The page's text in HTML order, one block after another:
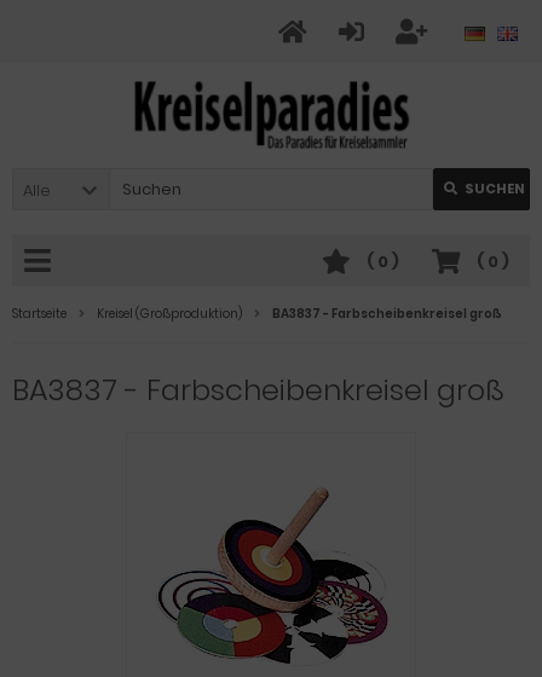
Alle SUCHEN
( 0 )
( 0 )
Startseite Kreisel (Großproduktion) BA3837 - Farbscheibenkreisel groß
BA3837 - Farbscheibenkreisel groß